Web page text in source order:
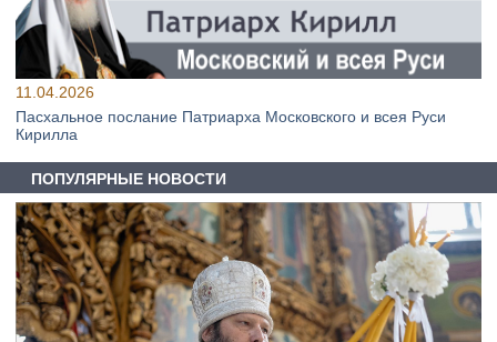
11.04.2026
Пасхальное послание Патриарха Московского и всея Руси
Кирилла
ПОПУЛЯРНЫЕ НОВОСТИ